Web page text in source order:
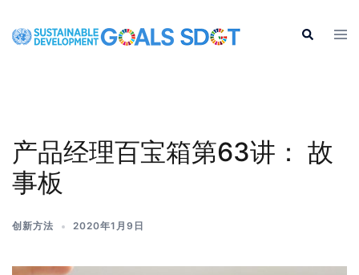
产品经理百宝箱第63讲： 故
事板
创新方法 2020年1月9日